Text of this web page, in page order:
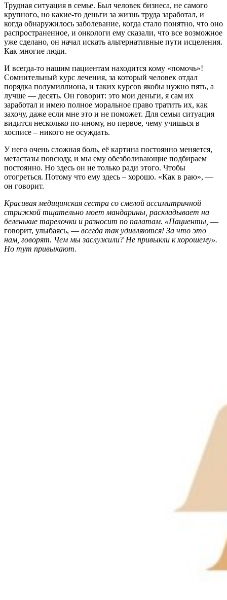
Трудная ситуация в семье. Был человек бизнеса, не самого
крупного, но какие-то деньги за жизнь труда заработал, и
когда обнаружилось заболевание, когда стало понятно, что оно
распространенное, и онкологи ему сказали, что все возможное
уже сделано, он начал искать альтернативные пути исцеления.
Как многие люди.
И всегда-то нашим пациентам находится кому «помочь»!
Сомнительный курс лечения, за который человек отдал
порядка полумиллиона, и таких курсов якобы нужно пять, а
лучше — десять. Он говорит: это мои деньги, я сам их
заработал и имею полное моральное право тратить их, как
захочу, даже если мне это и не поможет. Для семьи ситуация
видится несколько по-иному, но первое, чему учишься в
хосписе – никого не осуждать.
У него очень сложная боль, её картина постоянно меняется,
метастазы повсюду, и мы ему обезболивающие подбираем
постоянно. Но здесь он не только ради этого. Чтобы
отогреться. Потому что ему здесь – хорошо. «Как в раю», —
он говорит.
Красивая медицинская сестра со смелой ассимитричной
стрижкой тщательно моет мандарины, раскладывает на
беленькие тарелочки и разносит по палатам. «Пациенты, —
говорит, улыбаясь, — всегда так удивляются! За что это
нам, говорят. Чем мы заслужили? Не привыкли к хорошему».
Но тут привыкают.